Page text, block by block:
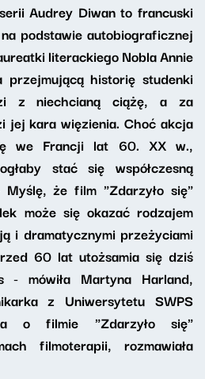
Audrey Diwan to francuski
podstawie autobiograficznej
literackiego Nobla Annie
przejmującą historię studenki
z niechcianą ciążę, a za
jej kara więzienia. Choć akcja
we Francji lat 60. XX w.,
stać się współczesną
że film "Zdarzyło się"
może się okazać rodzajem
i dramatycznymi przeżyciami
60 lat utożsamia się dziś
mówiła Martyna Harland,
z Uniwersytetu SWPS
o filmie "Zdarzyło się"
filmoterapii, rozmawiała